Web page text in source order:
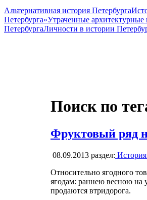
Альтернативная история Петербурга
Петербурга»Утраченные
ПетербургаЛичности в истории
Поиск по
Фруктовый ряд
08.09.2013 раздел:
Относительно ягодного
ягодам: раннею весною на
продаются втридорога.